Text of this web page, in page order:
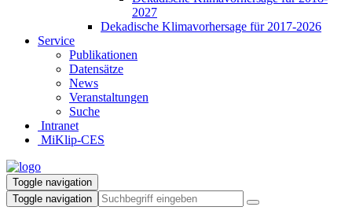
2027
Dekadische Klimavorhersage für 2017-2026
Service
Publikationen
Datensätze
News
Veranstaltungen
Suche
Intranet
MiKlip-CES
Toggle navigation
Toggle navigation